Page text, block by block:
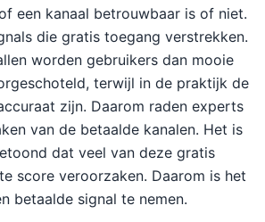
een kanaal betrouwbaar is of niet.
die gratis toegang verstrekken.
worden gebruikers dan mooie
terwijl in de praktijk de
zijn. Daarom raden experts
van de betaalde kanalen. Het is
dat veel van deze gratis
score veroorzaken. Daarom is het
betaalde signal te nemen.